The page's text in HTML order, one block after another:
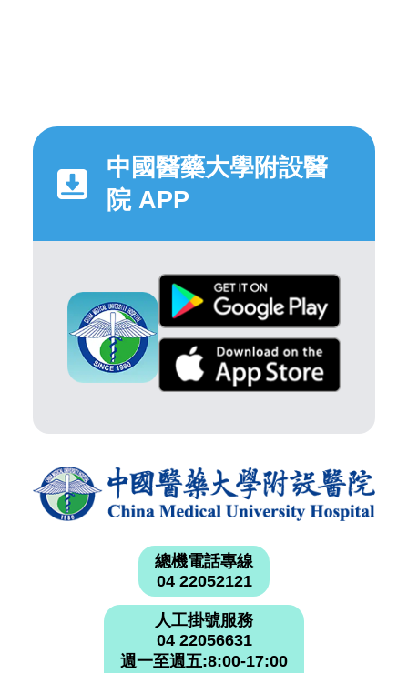
中國醫藥大學附設醫
院 APP
總機電話專線
04 22052121
人工掛號服務
04 22056631
週一至週五:8:00-17:00